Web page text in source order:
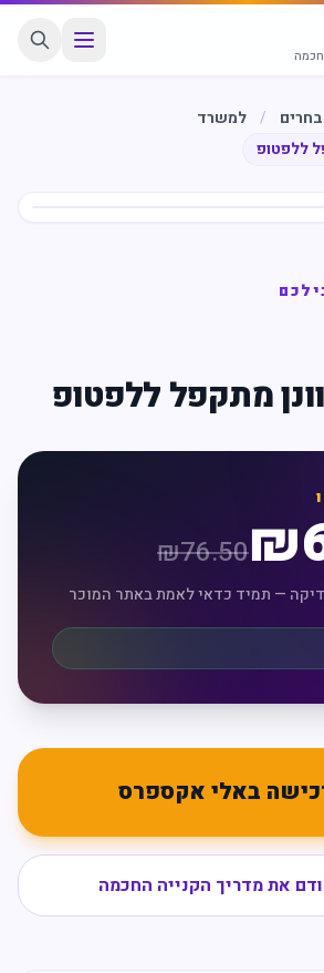
חכמה
/ למשרד
ללפטופ
מתקפל ללפטופ
₪
₪76.50
— תמיד כדאי לאמת באתר המוכר
באלי אקספרס
את מדריך הקנייה החכמה